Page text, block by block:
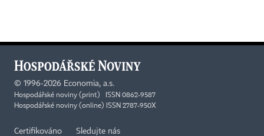
© 1996-2026 Economia, a.s.
Hospodářské noviny (print) ISSN 0862-9587
Hospodářské noviny (online) ISSN 2787-950X
Certifikováno Sledujte nás